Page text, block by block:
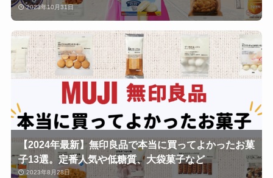
2023年10月31日
【2024年最新】無印良品で本当に買ってよかったお菓
子13選。定番人気や低糖質、大袋菓子など
2023年8月28日